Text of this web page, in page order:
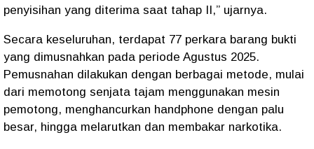
penyisihan yang diterima saat tahap II,” ujarnya.
Secara keseluruhan, terdapat 77 perkara barang bukti
yang dimusnahkan pada periode Agustus 2025.
Pemusnahan dilakukan dengan berbagai metode, mulai
dari memotong senjata tajam menggunakan mesin
pemotong, menghancurkan handphone dengan palu
besar, hingga melarutkan dan membakar narkotika.